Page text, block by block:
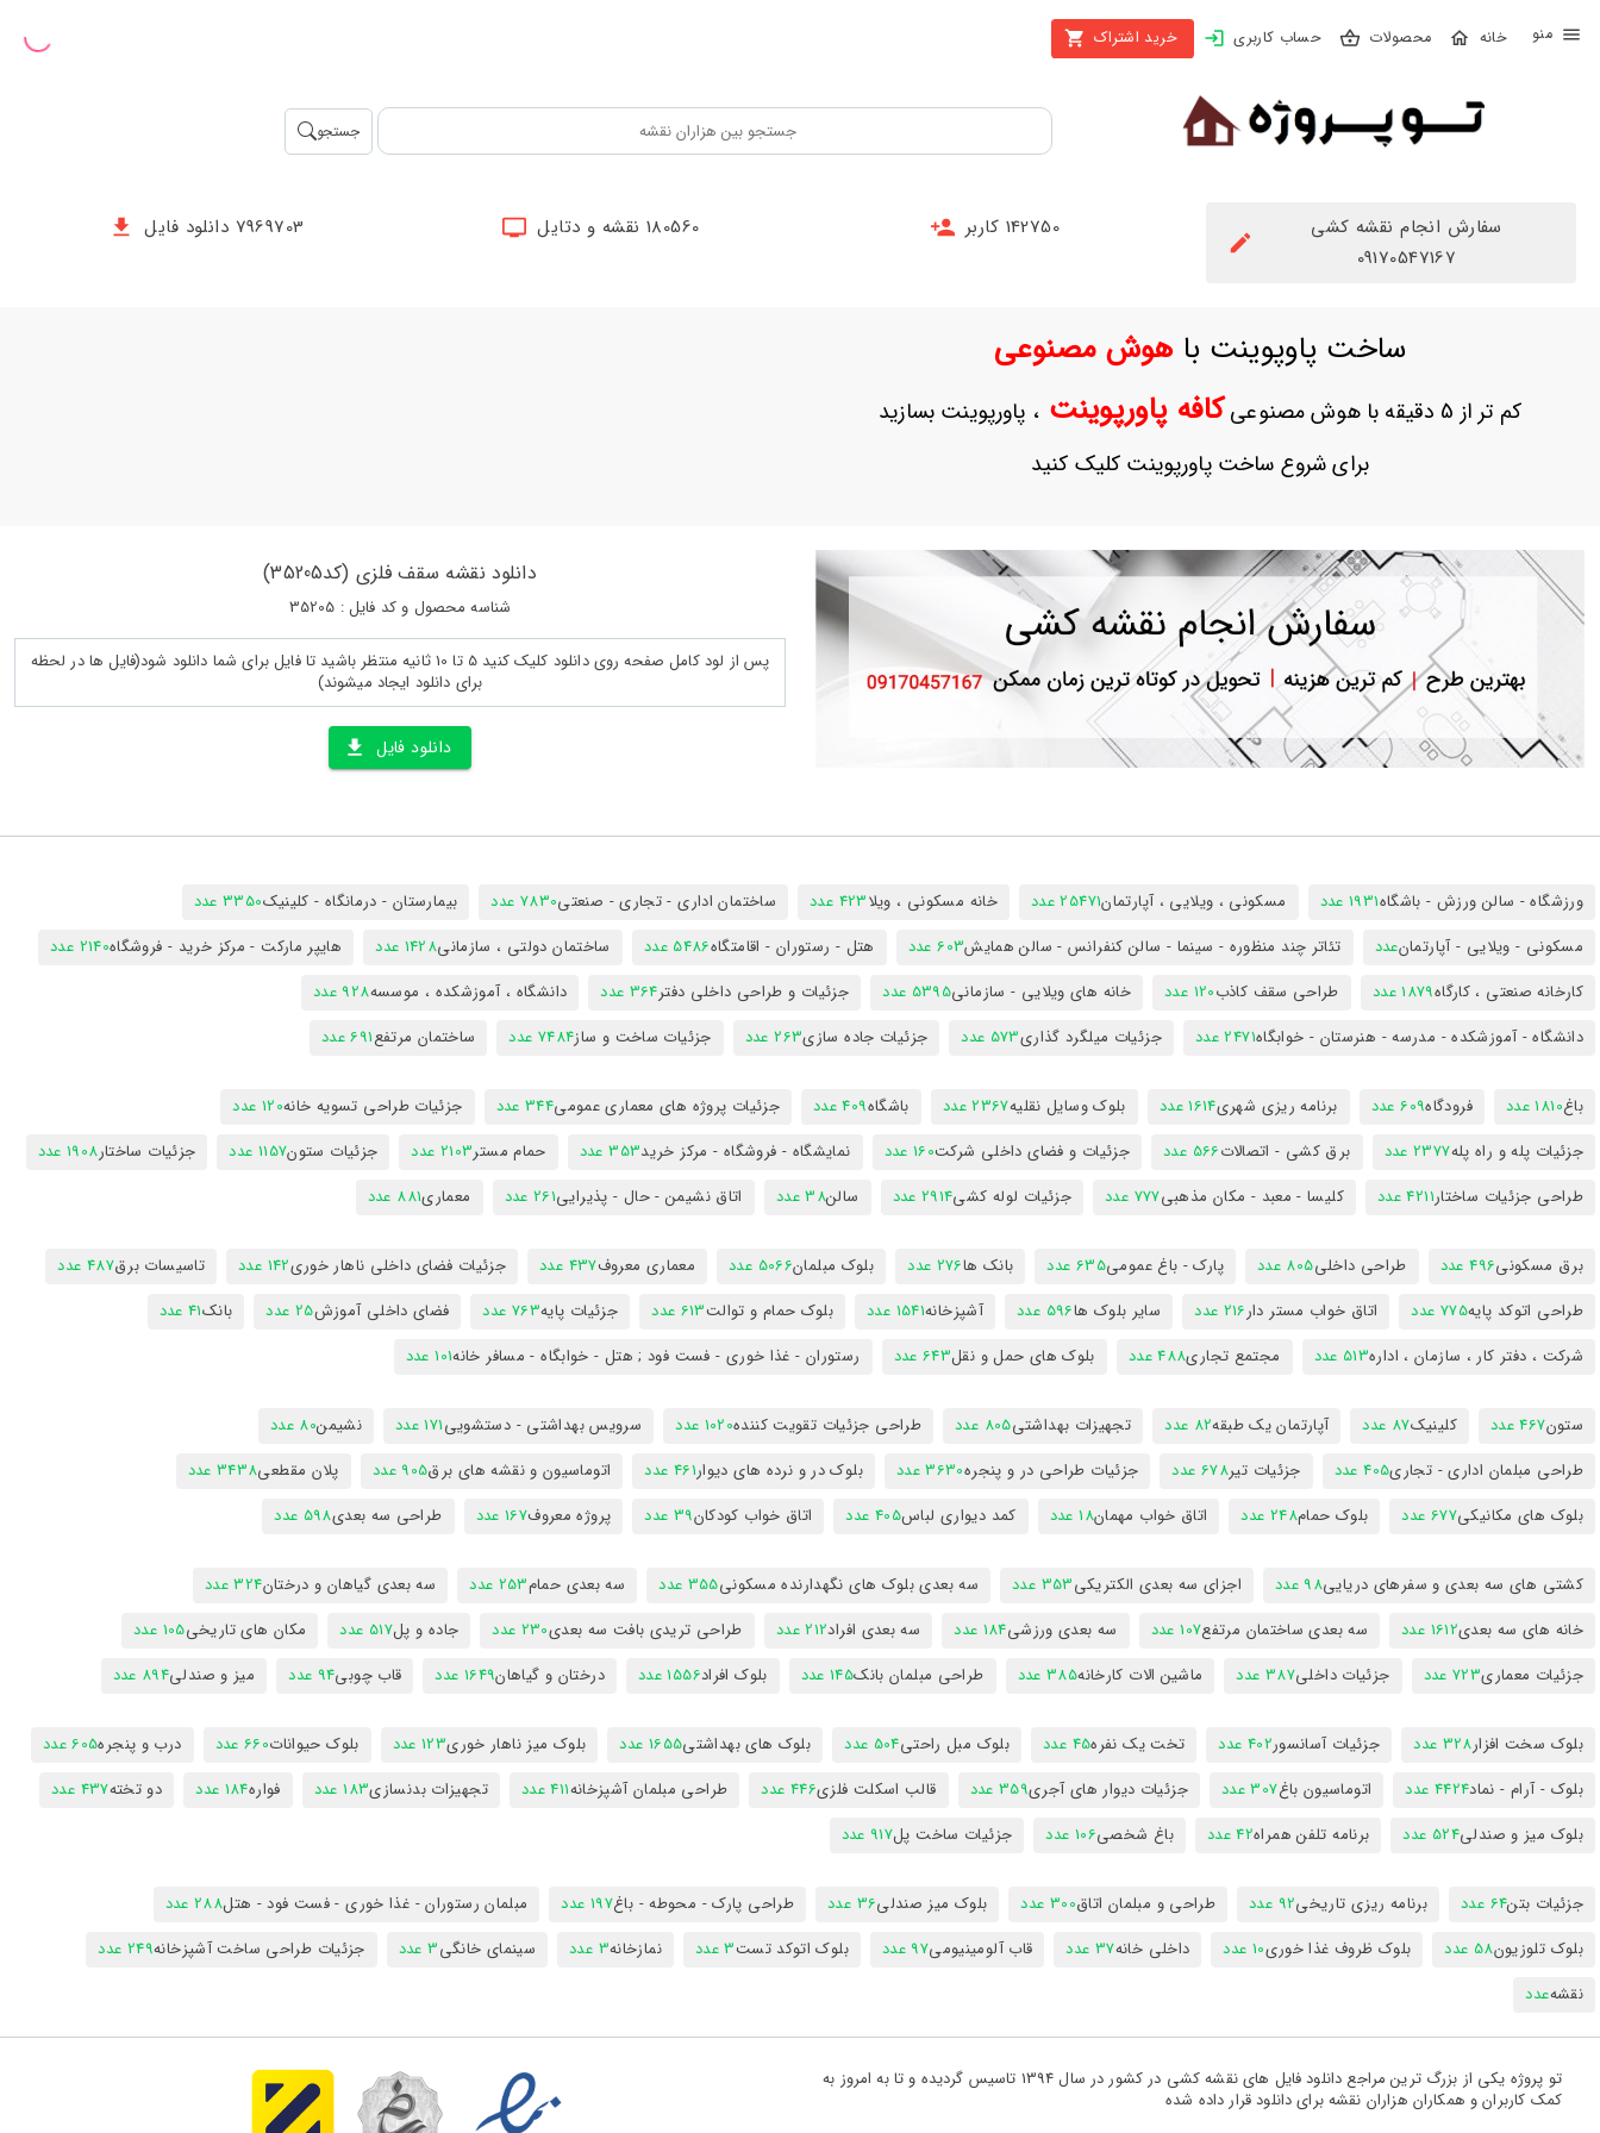
محصولات حساب کاربری خرید اشتراک
بستن
محصولات
نام
بازیابی
رمز
جستجو
سفارش انجام نقشه کشی
09170547167
142750 کاربر 180560 نقشه و دتایل 7969703 دانلود فایل
ساخت پاوپوینت باهوش مصنوعی
کم تر از 5 دقیقه با هوش مصنوعی کافه پاورپوینت، پاورپوینت بسازید
برای شروع ساخت پاورپوینت کلیک کنید
دانلود نقشه سقف فلزی (کد35205)
شناسه محصول و کد فایل : 35205
پس از لود کامل صفحه روی دانلود کلیک کنید 5 تا 10 ثانیه منتظر باشید تا فایل برای شما دانلود شود(فایل ها در لحظه
برای دانلود ایجاد میشوند)
دانلود فایل
ورزشگاه - سالن ورزش - باشگاه1931 عدد مسکونی ، ویلایی ، آپارتمان25471 عدد خانه مسکونی ، ویلا423 عدد ساختمان اداری - تجاری - صنعتی7830 عدد بیمارستان - درمانگاه - کلینیک3350 عدد
مسکونی - ویلایی - آپارتمانعدد تئاتر چند منظوره - سینما - سالن کنفرانس - سالن همایش603 عدد هتل - رستوران - اقامتگاه5486 عدد ساختمان دولتی ، سازمانی1428 عدد هایپر مارکت - مرکز خرید - فروشگاه2140 عدد
کارخانه صنعتی ، کارگاه1879 عدد طراحی سقف کاذب120 عدد خانه های ویلایی - سازمانی5395 عدد جزئیات و طراحی داخلی دفتر364 عدد دانشگاه ، آموزشکده ، موسسه928 عدد
دانشگاه - آموزشکده - مدرسه - هنرستان - خوابگاه2471 عدد جزئیات میلگرد گذاری573 عدد جزئیات جاده سازی263 عدد جزئیات ساخت و ساز7484 عدد ساختمان مرتفع691 عدد
باغ1810 عدد فرودگاه609 عدد برنامه ریزی شهری1614 عدد بلوک وسایل نقلیه2367 عدد باشگاه409 عدد جزئیات پروژه های معماری عمومی344 عدد جزئیات طراحی تسویه خانه120 عدد
جزئیات پله و راه پله2377 عدد برق کشی - اتصالات566 عدد جزئیات و فضای داخلی شرکت160 عدد نمایشگاه - فروشگاه - مرکز خرید353 عدد حمام مستر2103 عدد جزئیات ستون1157 عدد جزئیات ساختار1908 عدد
طراحی جزئیات ساختار4211 عدد کلیسا - معبد - مکان مذهبی777 عدد جزئیات لوله کشی2914 عدد سالن38 عدد اتاق نشیمن - حال - پذیرایی261 عدد معماری881 عدد
برق مسکونی496 عدد طراحی داخلی805 عدد پارک - باغ عمومی635 عدد بانک ها276 عدد بلوک مبلمان5066 عدد معماری معروف437 عدد جزئیات فضای داخلی ناهار خوری142 عدد تاسیسات برق487 عدد
طراحی اتوکد پایه775 عدد اتاق خواب مستر دار216 عدد سایر بلوک ها596 عدد آشپزخانه1541 عدد بلوک حمام و توالت613 عدد جزئیات پایه763 عدد فضای داخلی آموزش25 عدد بانک41 عدد
شرکت ، دفتر کار ، سازمان ، اداره513 عدد مجتمع تجاری488 عدد بلوک های حمل و نقل643 عدد رستوران - غذا خوری - فست فود ; هتل - خوابگاه - مسافر خانه101 عدد
ستون467 عدد کلینیک87 عدد آپارتمان یک طبقه82 عدد تجهیزات بهداشتی805 عدد طراحی جزئیات تقویت کننده1020 عدد سرویس بهداشتی - دستشویی171 عدد نشیمن80 عدد
طراحی مبلمان اداری - تجاری405 عدد جزئیات تیر678 عدد جزئیات طراحی در و پنجره3630 عدد بلوک در و نرده های دیوار461 عدد اتوماسیون و نقشه های برق905 عدد پلان مقطعی3438 عدد
بلوک های مکانیکی677 عدد بلوک حمام248 عدد اتاق خواب مهمان18 عدد کمد دیواری لباس405 عدد اتاق خواب کودکان39 عدد پروژه معروف167 عدد طراحی سه بعدی598 عدد
کشتی های سه بعدی و سفرهای دریایی98 عدد اجزای سه بعدی الکتریکی353 عدد سه بعدی بلوک های نگهدارنده مسکونی355 عدد سه بعدی حمام253 عدد سه بعدی گیاهان و درختان324 عدد
خانه های سه بعدی1612 عدد سه بعدی ساختمان مرتفع107 عدد سه بعدی ورزشی184 عدد سه بعدی افراد212 عدد طراحی تریدی بافت سه بعدی230 عدد جاده و پل517 عدد مکان های تاریخی105 عدد
جزئیات معماری723 عدد جزئیات داخلی387 عدد ماشین الات کارخانه385 عدد طراحی مبلمان بانک145 عدد بلوک افراد1556 عدد درختان و گیاهان1649 عدد قاب چوبی94 عدد میز و صندلی894 عدد
بلوک سخت افزار328 عدد جزئیات آسانسور402 عدد تخت یک نفره45 عدد بلوک مبل راحتی504 عدد بلوک های بهداشتی1655 عدد بلوک میز ناهار خوری123 عدد بلوک حیوانات660 عدد درب و پنجره605 عدد
بلوک - آرام - نماد4424 عدد اتوماسیون باغ307 عدد جزئیات دیوار های آجری359 عدد قالب اسکلت فلزی446 عدد طراحی مبلمان آشپزخانه411 عدد تجهیزات بدنسازی183 عدد فواره184 عدد دو تخته437 عدد
بلوک میز و صندلی524 عدد برنامه تلفن همراه42 عدد باغ شخصی106 عدد جزئیات ساخت پل917 عدد
جزئیات بتن64 عدد برنامه ریزی تاریخی92 عدد طراحی و مبلمان اتاق300 عدد بلوک میز صندلی36 عدد طراحی پارک - محوطه - باغ197 عدد مبلمان رستوران - غذا خوری - فست فود - هتل288 عدد
بلوک تلوزیون58 عدد بلوک ظروف غذا خوری10 عدد داخلی خانه37 عدد قاب آلومینیومی97 عدد بلوک اتوکد تست3 عدد نمازخانه3 عدد سینمای خانگی3 عدد جزئیات طراحی ساخت آشپزخانه249 عدد
نقشهعدد
تو پروژه یکی از بزرگ ترین مراجع دانلود فایل های نقشه کشی در کشور در سال 1394 تاسیس گردیده و تا به امروز به
کمک کاربران و همکاران هزاران نقشه برای دانلود قرار داده شده